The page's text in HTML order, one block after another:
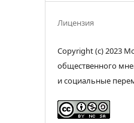
Лицензия
Copyright (c) 2023
общественного
и социальные